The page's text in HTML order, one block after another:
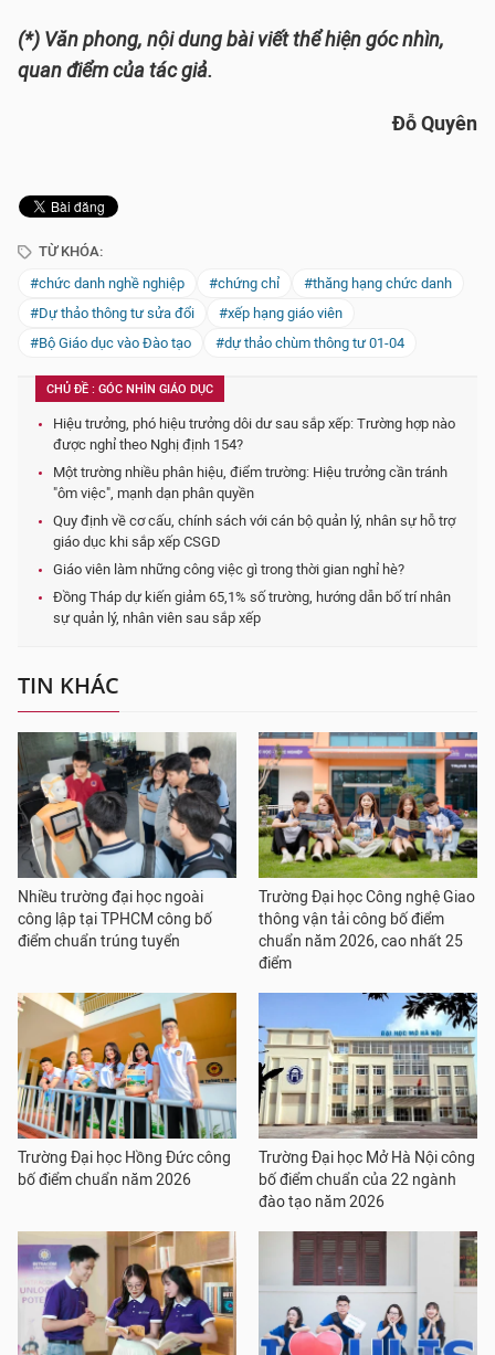
(*) Văn phong, nội dung bài viết thể hiện góc nhìn,
quan điểm của tác giả.
Đỗ Quyên
TỪ KHÓA:
#chức danh nghề nghiệp
#chứng chỉ
#thăng hạng chức danh
#Dự thảo thông tư sửa đổi
#xếp hạng giáo viên
#Bộ Giáo dục vào Đào tạo
#dự thảo chùm thông tư 01-04
CHỦ ĐỀ : GÓC NHÌN GIÁO DỤC
Hiệu trưởng, phó hiệu trưởng dôi dư sau sắp xếp: Trường hợp nào
được nghỉ theo Nghị định 154?
Một trường nhiều phân hiệu, điểm trường: Hiệu trưởng cần tránh
"ôm việc", mạnh dạn phân quyền
Quy định về cơ cấu, chính sách với cán bộ quản lý, nhân sự hỗ trợ
giáo dục khi sắp xếp CSGD
Giáo viên làm những công việc gì trong thời gian nghỉ hè?
Đồng Tháp dự kiến giảm 65,1% số trường, hướng dẫn bố trí nhân
sự quản lý, nhân viên sau sắp xếp
TIN KHÁC
Nhiều trường đại học ngoài
công lập tại TPHCM công bố
điểm chuẩn trúng tuyển
Trường Đại học Công nghệ Giao
thông vận tải công bố điểm
chuẩn năm 2026, cao nhất 25
điểm
Trường Đại học Hồng Đức công
bố điểm chuẩn năm 2026
Trường Đại học Mở Hà Nội công
bố điểm chuẩn của 22 ngành
đào tạo năm 2026